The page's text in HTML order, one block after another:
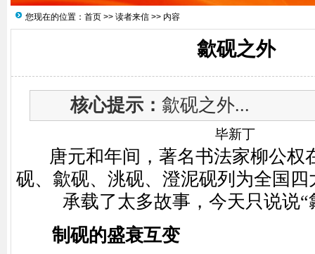
您现在的位置： 首页 >> 读者来信 >> 内容
歙砚之外
核心提示： 歙砚之外...
毕新丁
唐元和年间，著名书法家柳公权
砚、歙砚、洮砚、澄泥砚列为全国
承载了太多故事，今天只说说“
制砚的盛衰互变